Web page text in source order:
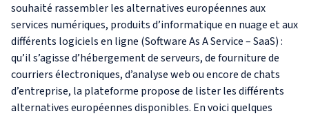
souhaité rassembler les alternatives européennes aux
services numériques, produits d’informatique en nuage et aux
différents logiciels en ligne (Software As A Service – SaaS) :
qu’il s’agisse d’hébergement de serveurs, de fourniture de
courriers électroniques, d’analyse web ou encore de chats
d’entreprise, la plateforme propose de lister les différents
alternatives européennes disponibles. En voici quelques